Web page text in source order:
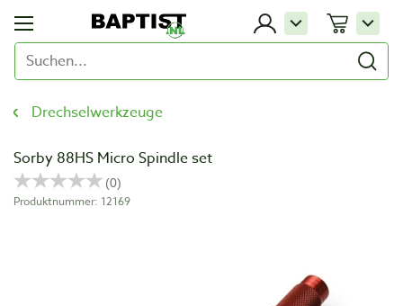
Drechselwerkzeuge
Sorby 88HS Micro Spindle set
Produktnummer: 12169